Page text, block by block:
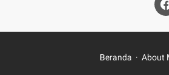
Beranda About